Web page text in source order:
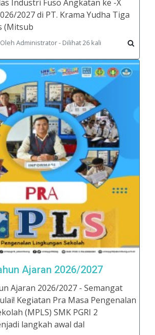
Industri Fuso Angkatan ke -X
2027 di PT. Krama Yudha Tiga
(Mitsub
Administrator - Dilihat 26 kali
Ajaran 2026/2027
Ajaran 2026/2027 - Semangat
Kegiatan Pra Masa Pengenalan
(MPLS) SMK PGRI 2
langkah awal dal